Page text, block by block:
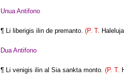
Unua Antifono
¶ Li liberigis ilin de premanto. (P. T.
Dua Antifono
¶ Li venigis ilin al Sia sankta monto. (P. T.